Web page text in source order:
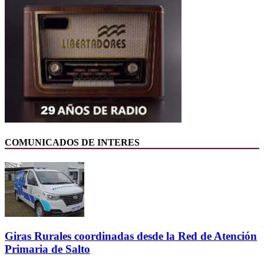
COMUNICADOS DE INTERES
Giras Rurales coordinadas desde la Red de Atención
Primaria de Salto